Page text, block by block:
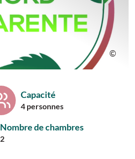
Capacité
4 personnes
Nombre de chambres
2